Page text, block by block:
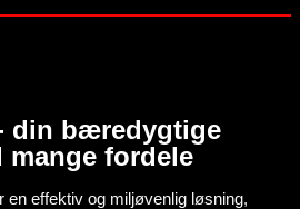
din bæredygtige
mange fordele
en effektiv og miljøvenlig løsning,